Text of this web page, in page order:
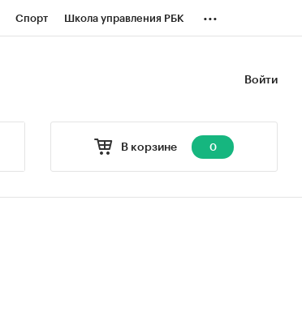
Спорт Школа управления РБК ...
Войти
В корзине 0